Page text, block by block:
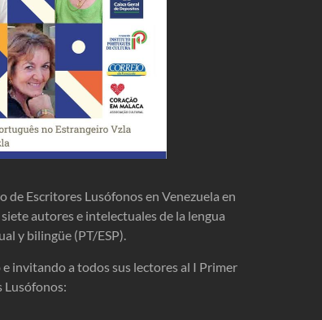
de Escritores Lusófonos en Venezuela en
autores e intelectuales de la lengua
y bilingüe (PT/ESP).
invitando a todos sus lectores al I Primer
Lusófonos: